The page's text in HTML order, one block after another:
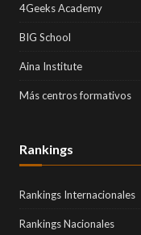
4Geeks Academy
BIG School
Aina Institute
Más centros formativos
Rankings
Rankings Internacionales
Rankings Nacionales